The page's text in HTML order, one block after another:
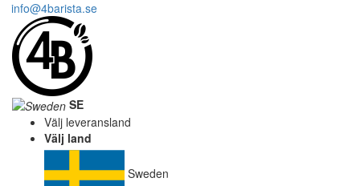
info@4barista.se
SE
Välj leveransland
Välj land
Sweden